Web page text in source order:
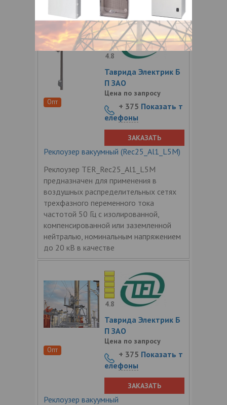
Опт
Реклоузер вакуумный (Rec25_Al1_L5M)
Реклоузер TER_Rec25_Al1_L5M
предназначен для применения в
воздушных распределительных сетях
трехфазного переменного тока
частотой 50 Гц с изолированной,
компенсированной или заземленной
нейтралью, номинальным напряжением
до 20 кВ в качестве
4.8
Таврида Электрик Б
П ЗАО
Цена по запросу
+ 375 Показать т
елефоны
ЗАКАЗАТЬ
Опт
Реклоузер вакуумный
4.8
Таврида Электрик Б
П ЗАО
Цена по запросу
+ 375 Показать т
елефоны
ЗАКАЗАТЬ